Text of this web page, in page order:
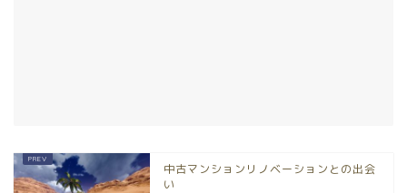
中古マンションリノベーションとの出会
い